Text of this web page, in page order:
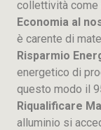
collettività come
Economia al
è carente di
Risparmio
energetico di
questo modo il
Riqualificare
alluminio si